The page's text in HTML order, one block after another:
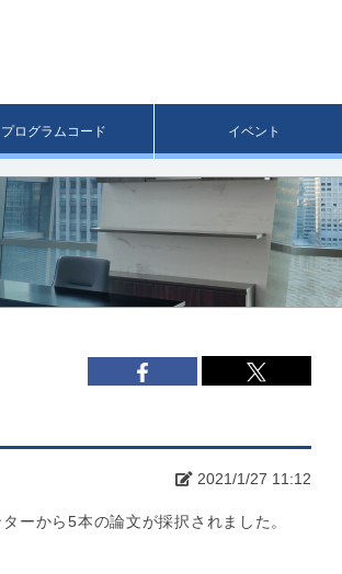
プログラムコード イベント
2021/1/27 11:12
ーから5本の論文が採択されました。